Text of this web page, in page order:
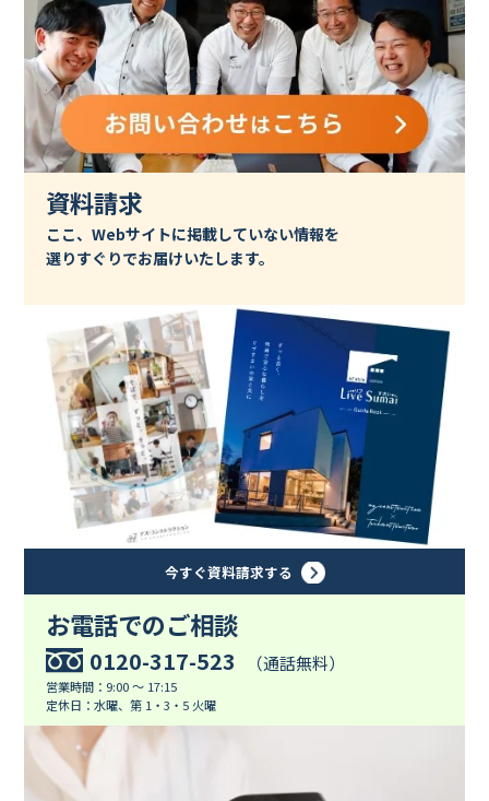
資料請求
ここ、Webサイトに掲載していない情報を
選りすぐりでお届けいたします。
今すぐ資料請求する
お電話でのご相談
0120-317-523 （通話無料）
営業時間：9:00 ～ 17:15
定休日：水曜、第 1・3・5 火曜